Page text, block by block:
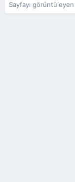
Sayfayı görüntüleyen